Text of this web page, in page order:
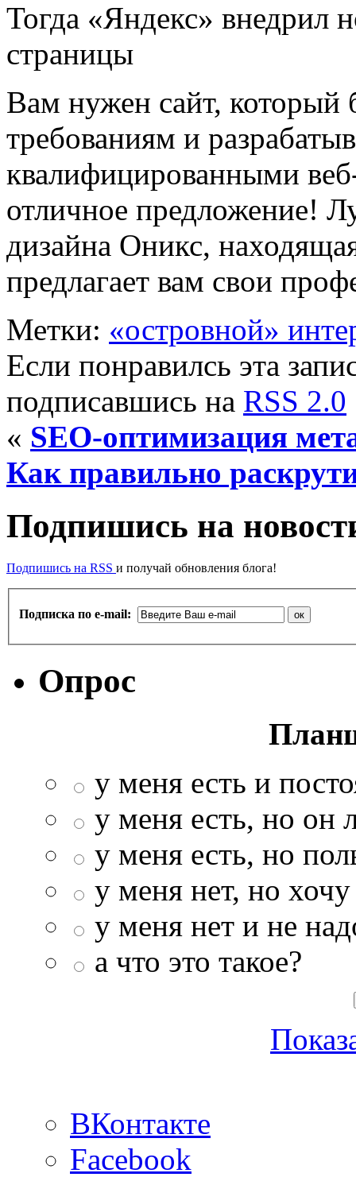
Тогда «Яндекс» внедрил
страницы
Вам нужен сайт, который
требованиям и
квалифицированными
отличное предложение!
дизайна Оникс,
предлагает вам свои
Метки: «островной»
Если понравилсь эта
подписавшись на RSS 2.0
« SEO-оптимизация
Как правильно
Подпишись на
Подпишись на RSS и получай обновления блога!
Подписка по e-mail:
Опрос
у меня есть и
у меня есть, но он
у меня есть, но
у меня нет, но хочу
у меня нет и не
а что это такое?
ВКонтакте
Facebook